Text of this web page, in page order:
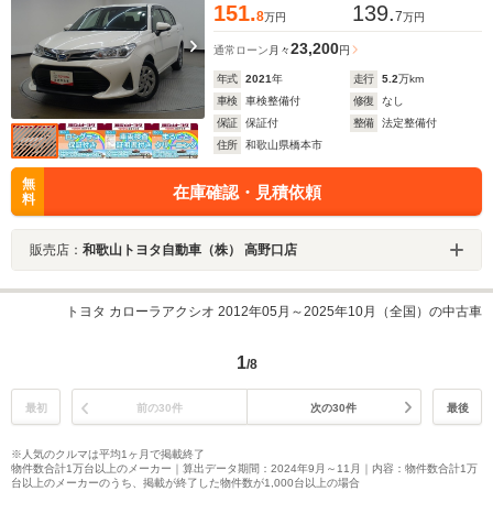
151.8万円 139.7万円
通常ローン 月々23,200円
年式 2021年 走行 5.2万km
車検
車検整備付 修復
なし
保証
保証付 整備
法定整備付
住所
和歌山県橋本市
無
料
在庫確認・見積依頼
販売店： 和歌山トヨタ自動車（株） 高野口店
トヨタ カローラアクシオ 2012年05月～2025年10月（全国）の中古車
1/8
最初 前の30件 次の30件 最後
※人気のクルマは平均1ヶ月で掲載終了
物件数合計1万台以上のメーカー｜算出データ期間：2024年9月～11月｜内容：物件数合計1万
台以上のメーカーのうち、掲載が終了した物件数が1,000台以上の場合